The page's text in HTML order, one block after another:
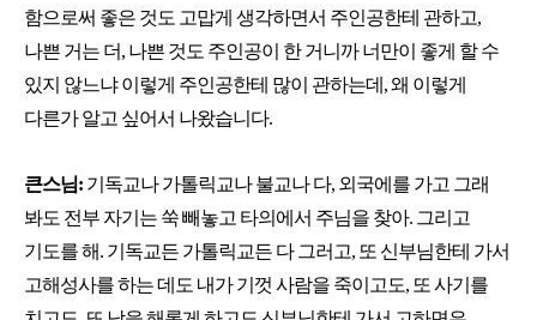
함으로써 좋은 것도 고맙게 생각하면서 주인공한테 관하고,
나쁜 거는 더, 나쁜 것도 주인공이 한 거니까 너만이 좋게 할 수
있지 않느냐 이렇게 주인공한테 많이 관하는데, 왜 이렇게
다른가 알고 싶어서 나왔습니다.
큰스님: 기독교나 가톨릭교나 불교나 다, 외국에를 가고 그래
봐도 전부 자기는 쑥 빼놓고 타의에서 주님을 찾아. 그리고
기도를 해. 기독교든 가톨릭교든 다 그러고, 또 신부님한테 가서
고해성사를 하는 데도 내가 기껏 사람을 죽이고도, 또 사기를